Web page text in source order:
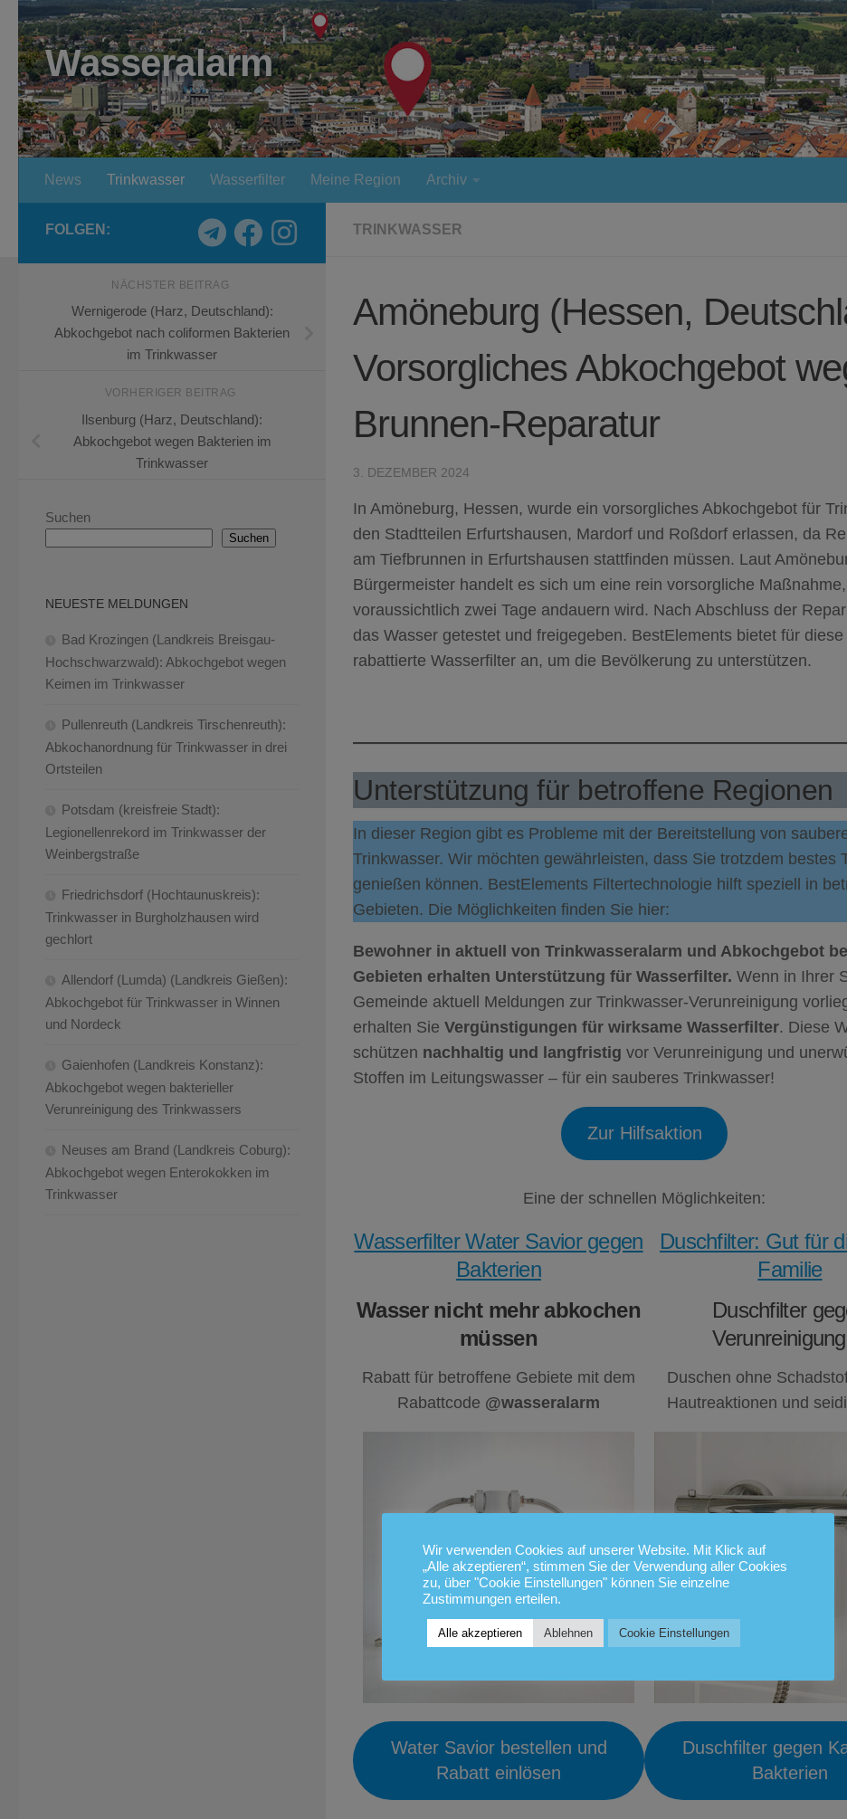
Zum Inhalt springen
Wasseralarm
News Trinkwasser Wasserfilter Meine Region Archiv
TRINKWASSER
Amöneburg (Hessen,
Vorsorgliches Abkochgebot
Brunnen-Reparatur
3. DEZEMBER 2024
In Amöneburg, Hessen, wurde ein vorsorgliches Abkochgebot für
den Stadtteilen Erfurtshausen, Mardorf und Roßdorf erlassen, da
am Tiefbrunnen in Erfurtshausen stattfinden müssen. Laut
Bürgermeister handelt es sich um eine rein vorsorgliche
voraussichtlich zwei Tage andauern wird. Nach Abschluss der
das Wasser getestet und freigegeben. BestElements bietet für diese
rabattierte Wasserfilter an, um die Bevölkerung zu unterstützen.
Unterstützung für betroffene Regionen
In dieser Region gibt es Probleme mit der Bereitstellung von
Trinkwasser. Wir möchten gewährleisten, dass Sie trotzdem bestes
genießen können. BestElements Filtertechnologie hilft speziell in
Gebieten. Die Möglichkeiten finden Sie hier:
Bewohner in aktuell von Trinkwasseralarm und Abkochgebot
Gebieten erhalten Unterstützung für Wasserfilter. Wenn in Ihrer
Gemeinde aktuell Meldungen zur Trinkwasser-Verunreinigung
erhalten Sie Vergünstigungen für wirksame Wasserfilter. Diese
schützen nachhaltig und langfristig vor Verunreinigung und
Stoffen im Leitungswasser – für ein sauberes Trinkwasser!
Zur Hilfsaktion
Eine der schnellen Möglichkeiten:
Wasserfilter Water Savior gegen
Bakterien
Wasser nicht mehr abkochen
müssen
Rabatt für betroffene Gebiete mit dem
Rabattcode @wasseralarm
Water Savior bestellen und
Rabatt einlösen
Duschfilter: Gut für
Familie
Duschfilter
Duschen ohne
Hautreaktionen und
Duschfilter gegen
Bakterien
FOLGEN:
NÄCHSTER BEITRAG
Wernigerode (Harz, Deutschland):
Abkochgebot nach coliformen Bakterien
im Trinkwasser
VORHERIGER BEITRAG
Ilsenburg (Harz, Deutschland):
Abkochgebot wegen Bakterien im
Trinkwasser
Suchen
Suchen
NEUESTE MELDUNGEN
Bad Krozingen (Landkreis Breisgau-
Hochschwarzwald): Abkochgebot wegen
Keimen im Trinkwasser
Pullenreuth (Landkreis Tirschenreuth):
Abkochanordnung für Trinkwasser in drei
Ortsteilen
Potsdam (kreisfreie Stadt):
Legionellenrekord im Trinkwasser der
Weinbergstraße
Friedrichsdorf (Hochtaunuskreis):
Trinkwasser in Burgholzhausen wird
gechlort
Allendorf (Lumda) (Landkreis Gießen):
Abkochgebot für Trinkwasser in Winnen
und Nordeck
Gaienhofen (Landkreis Konstanz):
Abkochgebot wegen bakterieller
Verunreinigung des Trinkwassers
Neuses am Brand (Landkreis Coburg):
Abkochgebot wegen Enterokokken im
Trinkwasser
Wir verwenden Cookies auf unserer Website. Mit Klick auf
„Alle akzeptieren“, stimmen Sie der Verwendung aller Cookies
zu, über "Cookie Einstellungen" können Sie einzelne
Zustimmungen erteilen.
Alle akzeptieren Ablehnen Cookie Einstellungen